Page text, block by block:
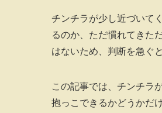
チンチラが少し近づいて
るのか、ただ慣れてきた
はないため、判断を急ぐ
この記事では、チンチラ
抱っこできるかどうかだ